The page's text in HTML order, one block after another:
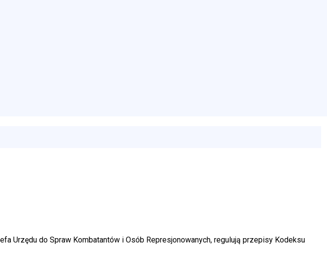
Urzędu do Spraw Kombatantów i Osób Represjonowanych, regulują przepisy Kodeksu